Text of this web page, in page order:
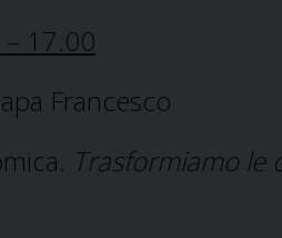
17.00
Francesco
Trasformiamo le